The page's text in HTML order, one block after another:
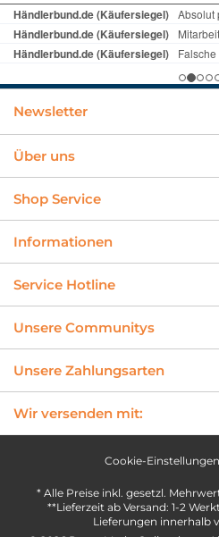
Newsletter
Über uns
Shop Service
Informationen
Service Hotline
Unsere Communitys
Unsere Zahlungsarten
Wir versenden mit:
Cookie-Einstellungen
* Alle Preise inkl. gesetzl.
**Lieferzeit ab Versand: 1-2
Lieferungen innerhalb